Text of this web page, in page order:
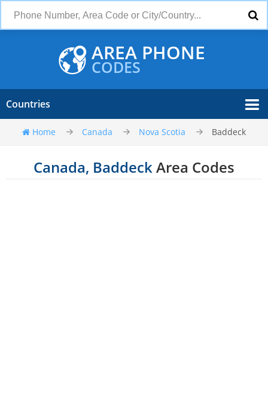
AREA PHONE
CODES
Countries
Home Canada Nova Scotia Baddeck
Canada, BaddeckArea Codes